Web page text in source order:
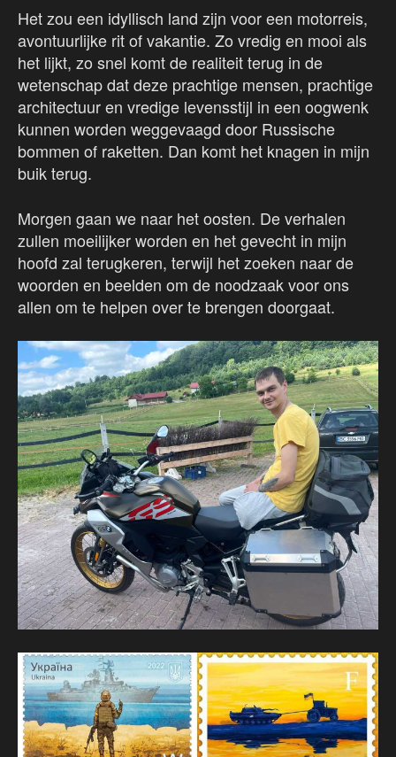
Het zou een idyllisch land zijn voor een motorreis,
avontuurlijke rit of vakantie. Zo vredig en mooi als
het lijkt, zo snel komt de realiteit terug in de
wetenschap dat deze prachtige mensen, prachtige
architectuur en vredige levensstijl in een oogwenk
kunnen worden weggevaagd door Russische
bommen of raketten. Dan komt het knagen in mijn
buik terug.
Morgen gaan we naar het oosten. De verhalen
zullen moeilijker worden en het gevecht in mijn
hoofd zal terugkeren, terwijl het zoeken naar de
woorden en beelden om de noodzaak voor ons
allen om te helpen over te brengen doorgaat.